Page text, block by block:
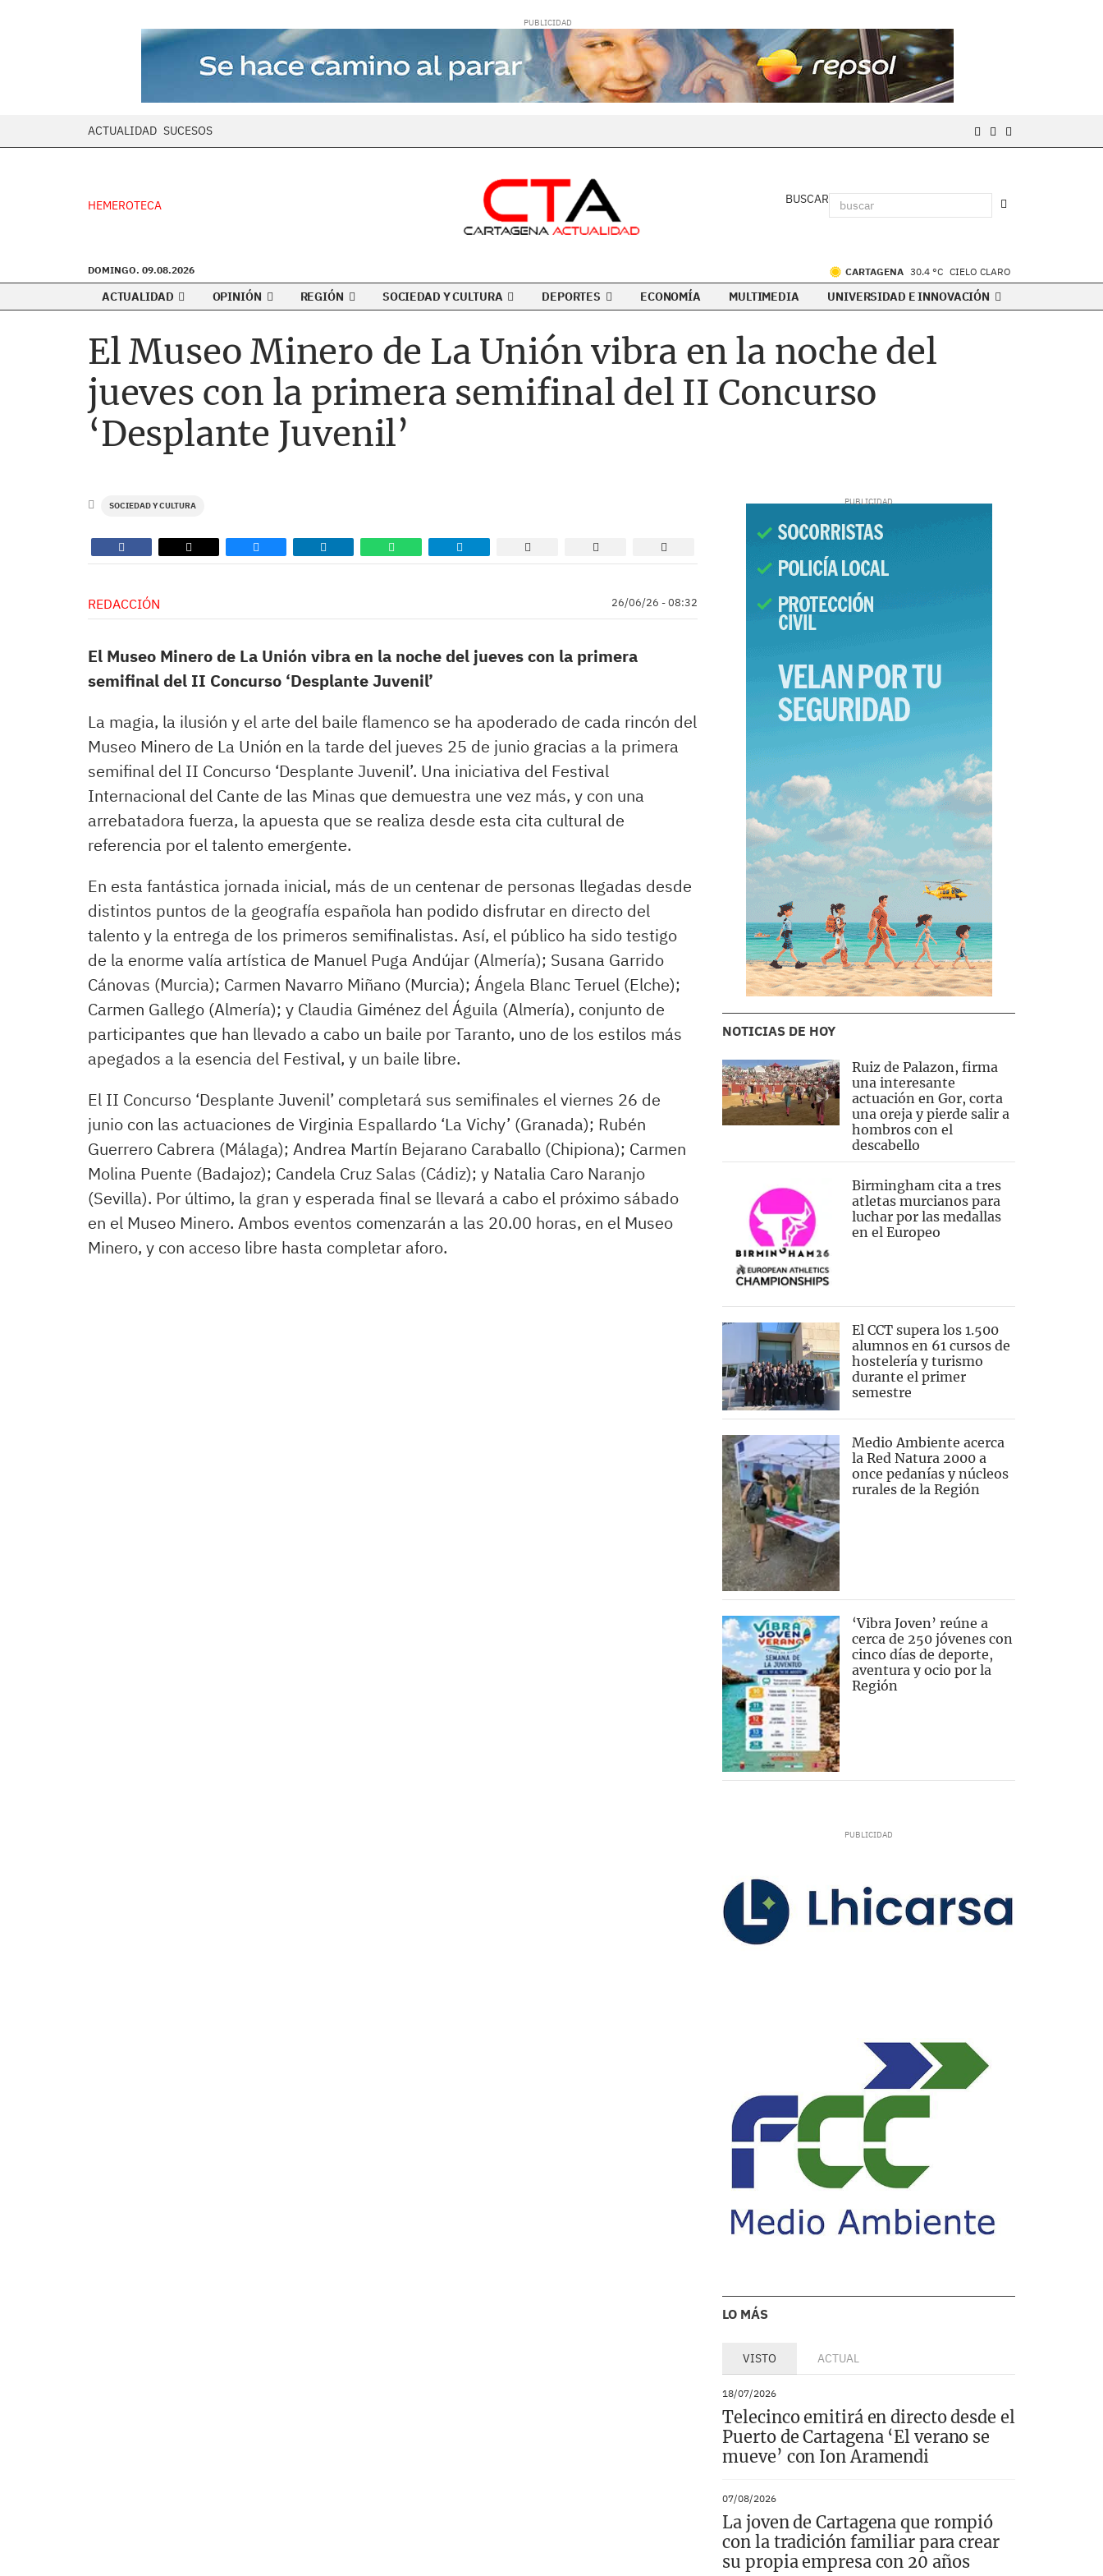
ACTUALIDAD SUCESOS
HEMEROTECA BUSCAR
DOMINGO. 09.08.2026 CARTAGENA 30.4 °C CIELO CLARO
ACTUALIDAD OPINIÓN REGIÓN SOCIEDAD Y CULTURA DEPORTES ECONOMÍA MULTIMEDIA UNIVERSIDAD E INNOVACIÓN
El Museo Minero de La Unión vibra en la noche del
jueves con la primera semifinal del II Concurso
‘Desplante Juvenil’
SOCIEDAD Y CULTURA
REDACCIÓN 26/06/26 - 08:32
El Museo Minero de La Unión vibra en la noche del jueves con la primera
semifinal del II Concurso ‘Desplante Juvenil’
La magia, la ilusión y el arte del baile flamenco se ha apoderado de cada rincón del
Museo Minero de La Unión en la tarde del jueves 25 de junio gracias a la primera
semifinal del II Concurso ‘Desplante Juvenil’. Una iniciativa del Festival
Internacional del Cante de las Minas que demuestra une vez más, y con una
arrebatadora fuerza, la apuesta que se realiza desde esta cita cultural de
referencia por el talento emergente.
En esta fantástica jornada inicial, más de un centenar de personas llegadas desde
distintos puntos de la geografía española han podido disfrutar en directo del
talento y la entrega de los primeros semifinalistas. Así, el público ha sido testigo
de la enorme valía artística de Manuel Puga Andújar (Almería); Susana Garrido
Cánovas (Murcia); Carmen Navarro Miñano (Murcia); Ángela Blanc Teruel (Elche);
Carmen Gallego (Almería); y Claudia Giménez del Águila (Almería), conjunto de
participantes que han llevado a cabo un baile por Taranto, uno de los estilos más
apegados a la esencia del Festival, y un baile libre.
El II Concurso ‘Desplante Juvenil’ completará sus semifinales el viernes 26 de
junio con las actuaciones de Virginia Espallardo ‘La Vichy’ (Granada); Rubén
Guerrero Cabrera (Málaga); Andrea Martín Bejarano Caraballo (Chipiona); Carmen
Molina Puente (Badajoz); Candela Cruz Salas (Cádiz); y Natalia Caro Naranjo
(Sevilla). Por último, la gran y esperada final se llevará a cabo el próximo sábado
en el Museo Minero. Ambos eventos comenzarán a las 20.00 horas, en el Museo
Minero, y con acceso libre hasta completar aforo.
NOTICIAS DE HOY
Ruiz de Palazon, firma
una interesante
actuación en Gor, corta
una oreja y pierde salir a
hombros con el
descabello
Birmingham cita a tres
atletas murcianos para
luchar por las medallas
en el Europeo
El CCT supera los 1.500
alumnos en 61 cursos de
hostelería y turismo
durante el primer
semestre
Medio Ambiente acerca
la Red Natura 2000 a
once pedanías y núcleos
rurales de la Región
‘Vibra Joven’ reúne a
cerca de 250 jóvenes con
cinco días de deporte,
aventura y ocio por la
Región
LO MÁS
VISTO ACTUAL
18/07/2026
Telecinco emitirá en directo desde el
Puerto de Cartagena ‘El verano se
mueve’ con Ion Aramendi
07/08/2026
La joven de Cartagena que rompió
con la tradición familiar para crear
su propia empresa con 20 años